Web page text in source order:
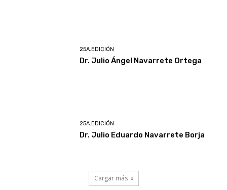
25A.EDICIÓN
Dr. Julio Ángel Navarrete Ortega
25A.EDICIÓN
Dr. Julio Eduardo Navarrete Borja
Cargar más